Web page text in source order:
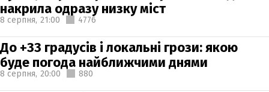
накрила одразу низку міст
8 серпня, 21:00 4776
До +33 градусів і локальні грози: якою
буде погода найближчими днями
8 серпня, 20:00 880